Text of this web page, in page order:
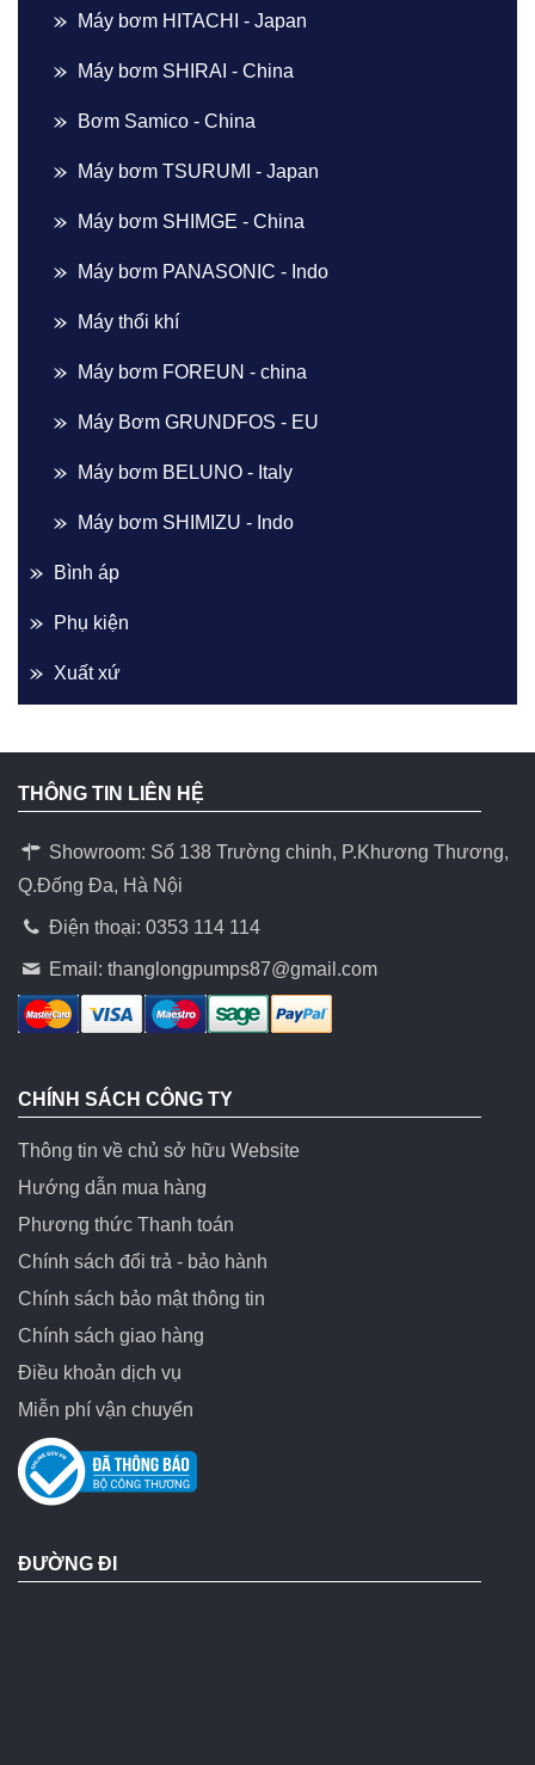
Máy bơm HITACHI - Japan
Máy bơm SHIRAI - China
Bơm Samico - China
Máy bơm TSURUMI - Japan
Máy bơm SHIMGE - China
Máy bơm PANASONIC - Indo
Máy thổi khí
Máy bơm FOREUN - china
Máy Bơm GRUNDFOS - EU
Máy bơm BELUNO - Italy
Máy bơm SHIMIZU - Indo
Bình áp
Phụ kiện
Xuất xứ
THÔNG TIN LIÊN HỆ
Showroom: Số 138 Trường chinh, P.Khương Thương,
Q.Đống Đa, Hà Nội
Điện thoại: 0353 114 114
Email:thanglongpumps87@gmail.com
CHÍNH SÁCH CÔNG TY
Thông tin về chủ sở hữu Website
Hướng dẫn mua hàng
Phương thức Thanh toán
Chính sách đổi trả - bảo hành
Chính sách bảo mật thông tin
Chính sách giao hàng
Điều khoản dịch vụ
Miễn phí vận chuyển
ĐƯỜNG ĐI